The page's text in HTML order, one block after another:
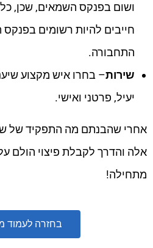
ושום בפנקס השמאים, שכן,
חייבים להיות רשומים
התחבורה.
שירות– בחרו איש מקצוע
יעיל, פרטני ואישי.
אחרי שהבנתם מה התפקיד של
אלה והדרך לקבלת פיצוי הולם
מתחילה!
בחזרה לעמוד